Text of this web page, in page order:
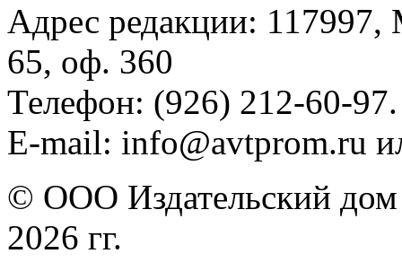
Адрес редакции:
65, оф. 360
Телефон: (926) 212-60-97.
E-mail: info@avtprom.ru
© ООО Издательский
2026 гг.